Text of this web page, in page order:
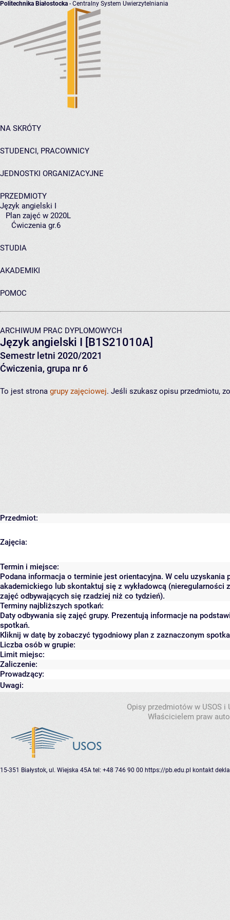
Politechnika Białostocka - Centralny System Uwierzytelniania
NA SKRÓTY
STUDENCI, PRACOWNICY
JEDNOSTKI ORGANIZACYJNE
PRZEDMIOTY
Język angielski I
Plan zajęć w 2020L
Ćwiczenia gr.6
STUDIA
AKADEMIKI
POMOC
ARCHIWUM PRAC DYPLOMOWYCH
Język angielski I [B1S21010A]
Semestr letni 2020/2021
Ćwiczenia, grupa nr 6
To jest strona grupy zajęciowej. Jeśli szukasz opisu przedmiotu,
Przedmiot:
Zajęcia:
Termin i miejsce:
Podana informacja o terminie jest orientacyjna. W celu
akademickiego lub skontaktuj się z wykładowcą (nieregularności
zajęć odbywających się rzadziej niż co tydzień).
Terminy najbliższych spotkań:
Daty odbywania się zajęć grupy. Prezentują informacje na
spotkań.
Kliknij w datę by zobaczyć tygodniowy plan z zaznaczonym
Liczba osób w grupie:
Limit miejsc:
Zaliczenie:
Prowadzący:
Uwagi:
Opisy przedmiotów w USOS
Właścicielem praw
15-351 Białystok, ul. Wiejska 45A tel: +48 746 90 00 https://pb.edu.pl kontakt